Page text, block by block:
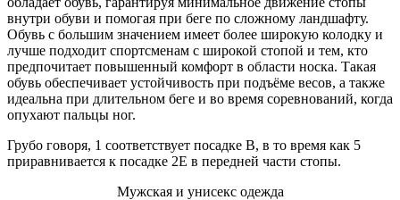
внутри обуви и помогая при беге по сложному ландшафту.
Обувь с большим значением имеет более широкую колодку и
лучше подходит спортсменам с широкой стопой и тем, кто
предпочитает повышенный комфорт в области носка. Такая
обувь обеспечивает устойчивость при подъёме весов, а также
идеальна при длительном беге и во время соревнований, когда
опухают пальцы ног.
Грубо говоря, 1 соответствует посадке В, в то время как 5
приравнивается к посадке 2E в передней части стопы.
Мужская и унисекс одежда